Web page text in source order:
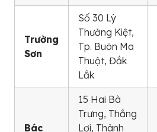
Trường
Sơn
Số 30 Lý
Thường Kiệt,
Tp. Buôn Ma
Thuột, Đắk
Lắk
Bác
15 Hai Bà
Trưng, Thắng
Lợi, Thành